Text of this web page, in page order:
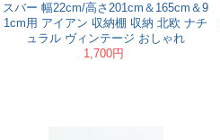
スバー 幅22cm/高さ201cm＆165cm＆9
1cm用 アイアン 収納棚 収納 北欧 ナチ
ュラル ヴィンテージ おしゃれ
1,700円